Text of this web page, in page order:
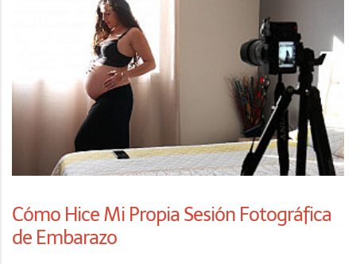
Cómo Hice Mi Propia Sesión Fotográfica
de Embarazo